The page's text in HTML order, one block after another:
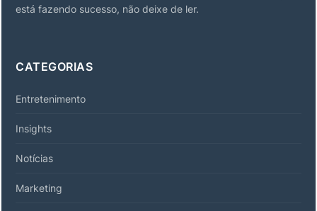
está fazendo sucesso, não deixe de ler.
CATEGORIAS
Entretenimento
Insights
Notícias
Marketing